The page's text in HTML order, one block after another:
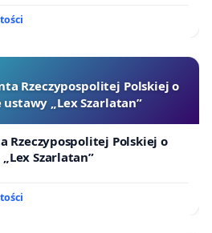
Rzeczypospolitej Polskiej o
„Lex Szarlatan”
Rzeczypospolitej Polskiej o
Szarlatan”